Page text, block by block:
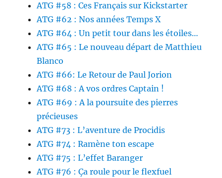
ATG #58 : Ces Français sur Kickstarter
ATG #62 : Nos années Temps X
ATG #64 : Un petit tour dans les étoiles…
ATG #65 : Le nouveau départ de Matthieu
Blanco
ATG #66: Le Retour de Paul Jorion
ATG #68 : A vos ordres Captain !
ATG #69 : A la poursuite des pierres
précieuses
ATG #73 : L’aventure de Procidis
ATG #74 : Ramène ton escape
ATG #75 : L’effet Baranger
ATG #76 : Ça roule pour le flexfuel